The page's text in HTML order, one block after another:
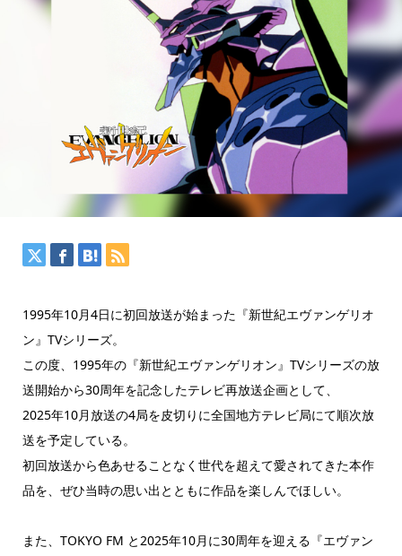
1995年10月4日に初回放送が始まった『新世紀エヴァンゲリオ
ン』TVシリーズ。
この度、1995年の『新世紀エヴァンゲリオン』TVシリーズの放
送開始から30周年を記念したテレビ再放送企画として、
2025年10月放送の4局を皮切りに全国地方テレビ局にて順次放
送を予定している。
初回放送から色あせることなく世代を超えて愛されてきた本作
品を、ぜひ当時の思い出とともに作品を楽しんでほしい。
また、TOKYO FM と2025年10月に30周年を迎える『エヴァン